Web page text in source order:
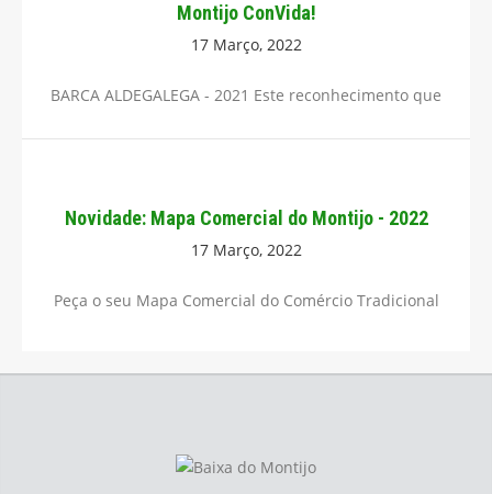
Montijo ConVida!
17 Março, 2022
BARCA ALDEGALEGA - 2021 Este reconhecimento que
Novidade: Mapa Comercial do Montijo - 2022
17 Março, 2022
Peça o seu Mapa Comercial do Comércio Tradicional